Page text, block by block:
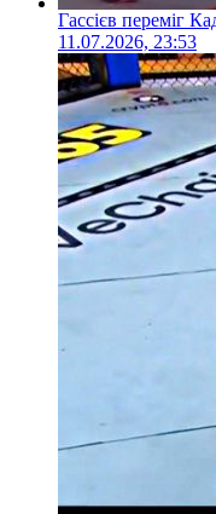
Гассієв переміг
11.07.2026, 23:53